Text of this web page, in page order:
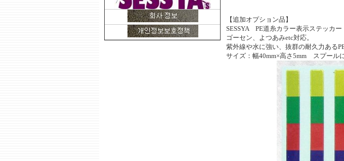
【追加オプション品】
SESSYA PE道糸カラー表示ステッカ
ゴーセン、よつあみetc対応。
紫外線や水に強い、抜群の耐久力ある
サイズ：幅40mm×高さ5mm スプール